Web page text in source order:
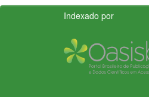
Indexado por